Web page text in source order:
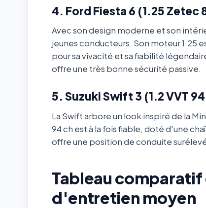
4. Ford Fiesta 6 (1.25
Avec son design moderne et son
jeunes conducteurs. Son moteur 1.25
pour sa vivacité et sa fiabilité
offre une très bonne sécurité passive.
5. Suzuki Swift 3 (1.2 VVT
La Swift arbore un look inspiré de la
94 ch est à la fois fiable, doté d'une
offre une position de conduite
Tableau
d'entretien moyen